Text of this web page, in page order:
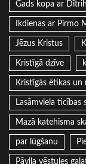
Gads kopa ar
Ikdienas ar Pirmo
Jēzus Kristus
Kristīgā dzīve
Kristīgās ētikas un
Lasāmviela ticības
Mazā katehisma
par lūgšanu
Pāvila vēstules